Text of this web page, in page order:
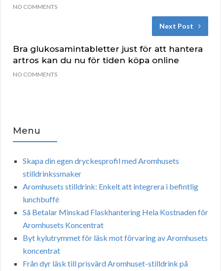
NO COMMENTS
Next Post
Bra glukosamintabletter just för att hantera
artros kan du nu för tiden köpa online
NO COMMENTS
Menu
Skapa din egen dryckesprofil med Aromhusets
stilldrinkssmaker
Aromhusets stilldrink: Enkelt att integrera i befintlig
lunchbuffé
Så Betalar Minskad Flaskhantering Hela Kostnaden för
Aromhusets Koncentrat
Byt kylutrymmet för läsk mot förvaring av Aromhusets
koncentrat
Från dyr läsk till prisvärd Aromhuset-stilldrink på